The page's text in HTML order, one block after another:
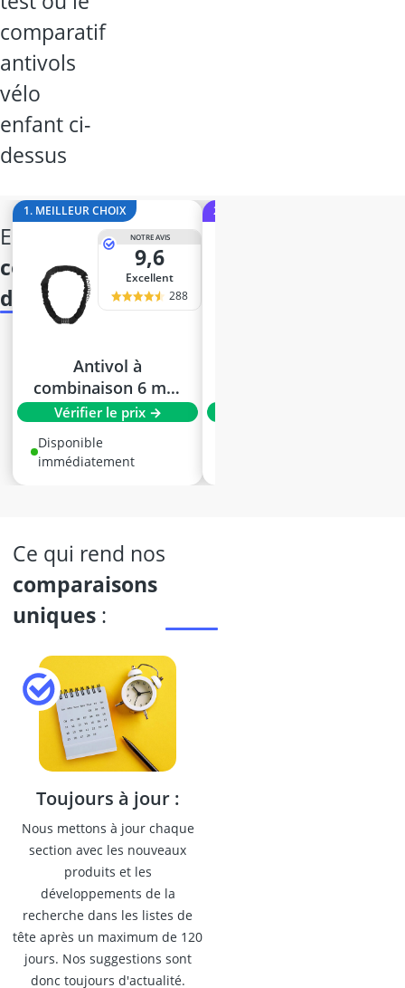
comparatif
antivols
vélo
enfant ci-
dessus
coup
d'oeil
1. MEILLEUR CHOIX
NOTRE AVIS
9,6
Excellent
288
Antivol à
combinaison 6 mm
– Haute sécurité
trottinettes
Vérifier le prix →
Disponible
immédiatement
2. MEILLEURE VALEUR
ce qui rend nos
comparaisons
uniques :
Toujours à jour :
Nous mettons à jour chaque
section avec les nouveaux
produits et les
développements de la
recherche dans les listes de
tête après un maximum de 120
jours. Nos suggestions sont
donc toujours d'actualité.